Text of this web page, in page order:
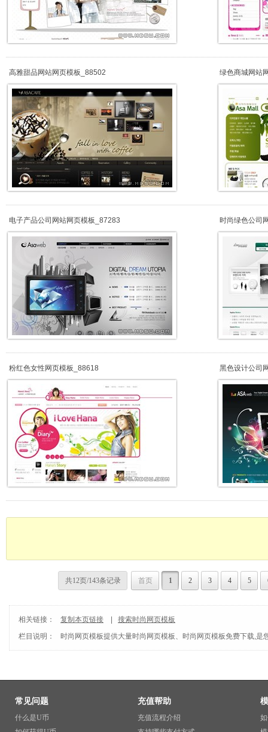
高雅甜品网站网页模板_88502 绿色商城网站
电子产品公司网站网页模板_87283 时尚绿色公司
粉红色女性网页模板_88618 黑色设计公司
共12页/143条记录 首页 1 2 3 4 5
相关链接： 复制本页链接
搜索时尚网页模板
栏目说明：
时尚网页模板提供大量时尚网页模板、时尚网页模板免费下载,是
常见问题
什么是U币
充值帮助
充值流程介绍